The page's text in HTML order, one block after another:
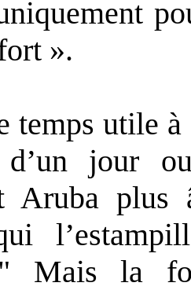
».
utile à
jour
Aruba plus
Mais la